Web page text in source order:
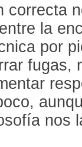
correcta
la
por
fugas,
nos